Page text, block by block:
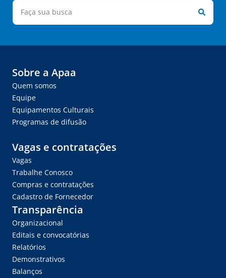
Sobre a Apaa
Quem somos
Equipe
Equipamentos Culturais
Programas de difusão
Vagas e contratações
Vagas
Trabalhe Conosco
Compras e contratações
Cadastro de Fornecedor
Transparência
Organizacional
Editais e convocatórias
Relatórios
Demonstrativos
Balanços